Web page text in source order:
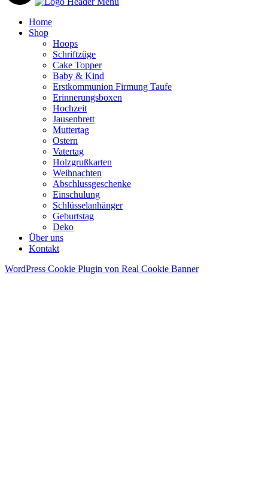
Home
Shop
Hoops
Schriftzüge
Cake Topper
Baby & Kind
Erstkommunion Firmung Taufe
Erinnerungsboxen
Hochzeit
Jausenbrett
Muttertag
Ostern
Vatertag
Holzgrußkarten
Weihnachten
Abschlussgeschenke
Einschulung
Schlüsselanhänger
Geburtstag
Deko
Über uns
Kontakt
WordPress Cookie Plugin von Real Cookie Banner